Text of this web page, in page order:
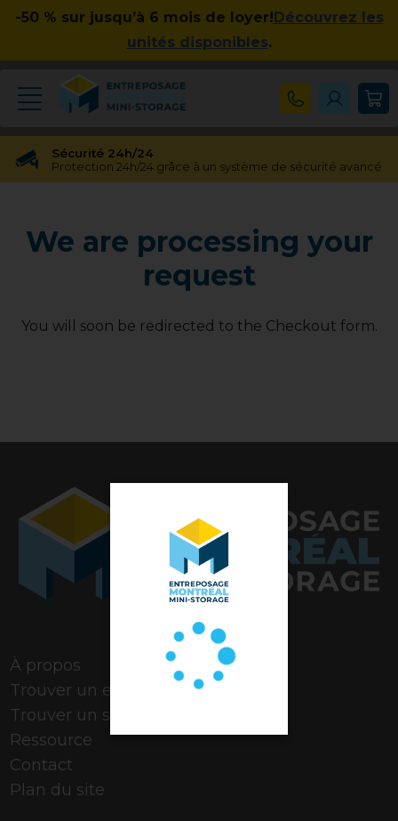
-50 % sur jusqu’à 6 mois de loyer!Découvrez les
unités disponibles.
Sécurité 24h/24
Protection 24h/24 grâce à un système de sécurité avancé
Transfert gratuit d'unité
Vous avez besoin d'une taille différente ? Pas de souci !
Pas d'engagement à long terme
We are processing your
request
You will soon be redirected to the Checkout form.
À propos
Trouver un espace
Trouver un stationnement
Ressource
Contact
Plan du site